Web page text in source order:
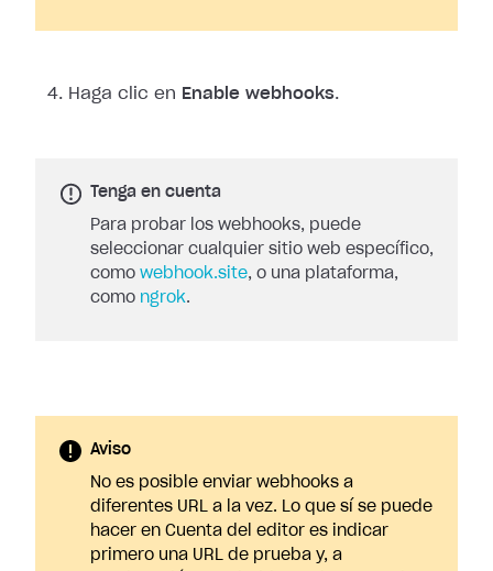
Haga clic en Enable webhooks.
Tenga en cuenta
Para probar los webhooks, puede
seleccionar cualquier sitio web específico,
como webhook.site, o una plataforma,
como ngrok.
Aviso
No es posible enviar webhooks a
diferentes URL a la vez. Lo que sí se puede
hacer en Cuenta del editor es indicar
primero una URL de prueba y, a